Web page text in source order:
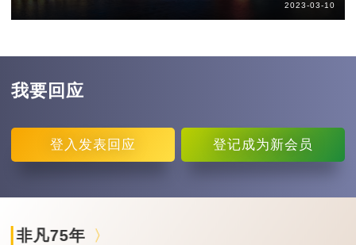
2023-03-10
我要回应
登入 发表回应 登记成为新会员
非凡75年